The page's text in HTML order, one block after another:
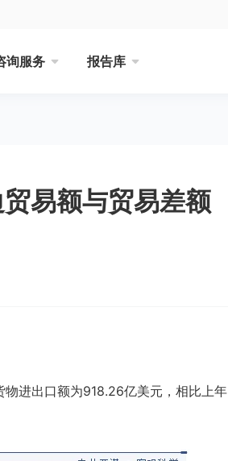
询服务 报告库
易额与贸易差额
进出口额为918.26亿美元，相比上年